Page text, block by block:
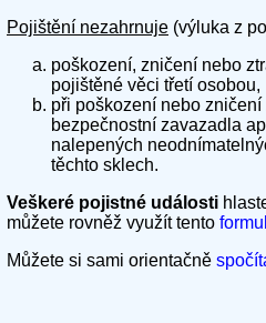
Pojištění nezahrnuje (výluka z
poškození, zničení nebo
pojištěné věci třetí osobou,
při poškození nebo zničení
bezpečnostní zavazadla
nalepených
těchto sklech.
Veškeré pojistné události
můžete rovněž využít tento
Můžete si sami orientačně